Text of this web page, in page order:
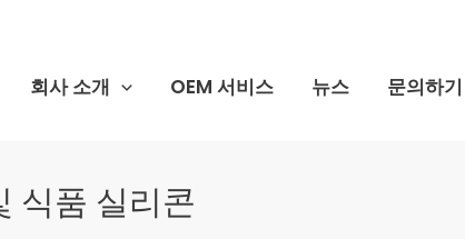
회사 소개 OEM 서비스 뉴스 문의하기
식품 실리콘